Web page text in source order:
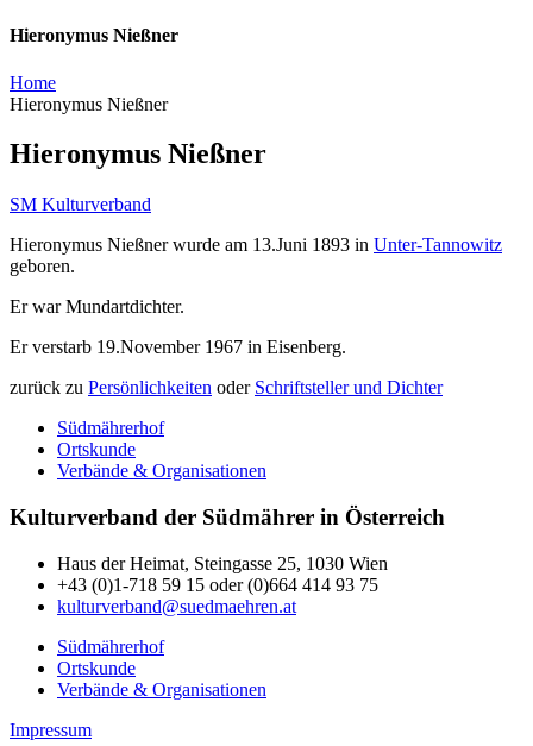
Hieronymus Nießner
Home
Hieronymus Nießner
Hieronymus Nießner
SM Kulturverband
Hieronymus Nießner wurde am 13.Juni 1893 in Unter-Tannowitz
geboren.
Er war Mundartdichter.
Er verstarb 19.November 1967 in Eisenberg.
zurück zu Persönlichkeiten oder Schriftsteller und Dichter
Südmährerhof
Ortskunde
Verbände & Organisationen
Kulturverband der Südmährer in Österreich
Haus der Heimat, Steingasse 25, 1030 Wien
+43 (0)1-718 59 15 oder (0)664 414 93 75
kulturverband@suedmaehren.at
Südmährerhof
Ortskunde
Verbände & Organisationen
Impressum